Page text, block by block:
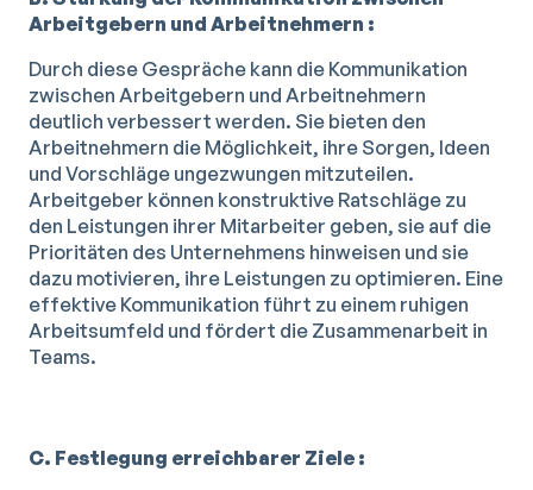
Arbeitgebern und Arbeitnehmern :
Durch diese Gespräche kann die Kommunikation
zwischen Arbeitgebern und Arbeitnehmern
deutlich verbessert werden. Sie bieten den
Arbeitnehmern die Möglichkeit, ihre Sorgen, Ideen
und Vorschläge ungezwungen mitzuteilen.
Arbeitgeber können konstruktive Ratschläge zu
den Leistungen ihrer Mitarbeiter geben, sie auf die
Prioritäten des Unternehmens hinweisen und sie
dazu motivieren, ihre Leistungen zu optimieren. Eine
effektive Kommunikation führt zu einem ruhigen
Arbeitsumfeld und fördert die Zusammenarbeit in
Teams.
C. Festlegung erreichbarer Ziele :